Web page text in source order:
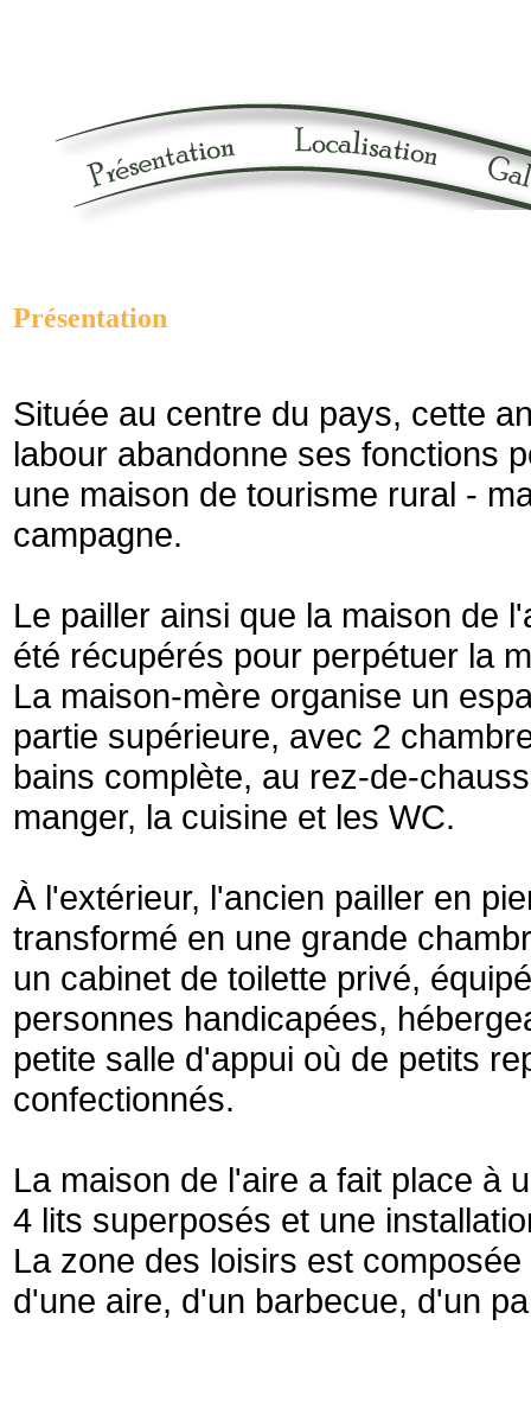
Présentation
Située au centre du pays, cette
labour abandonne ses fonctions
une maison de tourisme rural -
campagne.
Le pailler ainsi que la maison de
été récupérés pour perpétuer la
La maison-mère organise un
partie supérieure, avec 2
bains complète, au rez-de-
manger, la cuisine et les WC.
À l'extérieur, l'ancien pailler en
transformé en une grande
un cabinet de toilette privé,
personnes handicapées,
petite salle d'appui où de petits
confectionnés.
La maison de l'aire a fait place à
4 lits superposés et une
La zone des loisirs est
d'une aire, d'un barbecue, d'un